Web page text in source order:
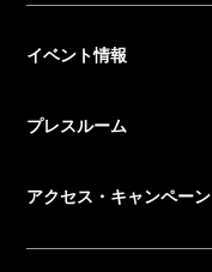
イベント情報
プレスルーム
アクセス・キャンペーン